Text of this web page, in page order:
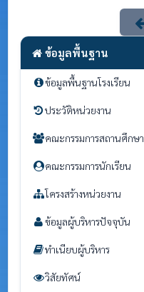
ข้อมูลพื้นฐาน
ข้อมูลพื้นฐานโรงเรียน
ประวัติหน่วยงาน
คณะกรรมการสถานศึกษา
คณะกรรมการนักเรียน
โครงสร้างหน่วยงาน
ข้อมูลผู้บริหารปัจจุบัน
ทำเนียบผู้บริหาร
วิสัยทัศน์